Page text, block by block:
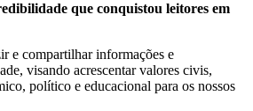
que conquistou leitores em
e compartilhar informações e
visando acrescentar valores civis,
político e educacional para os nossos